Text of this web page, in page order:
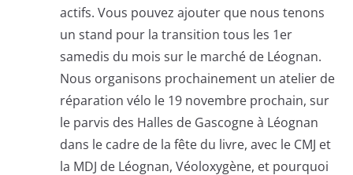
actifs. Vous pouvez ajouter que nous tenons
un stand pour la transition tous les 1er
samedis du mois sur le marché de Léognan.
Nous organisons prochainement un atelier de
réparation vélo le 19 novembre prochain, sur
le parvis des Halles de Gascogne à Léognan
dans le cadre de la fête du livre, avec le CMJ et
la MDJ de Léognan, Véoloxygène, et pourquoi